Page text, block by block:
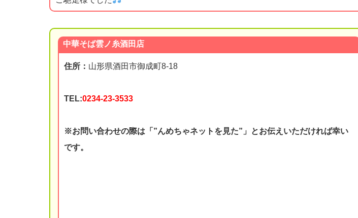
中華そば雲ノ糸酒田店
住所： 山形県酒田市御成町8-18
TEL:0234-23-3533
※お問い合わせの際は「”んめちゃネットを見た”」とお伝えいただければ幸い
です。